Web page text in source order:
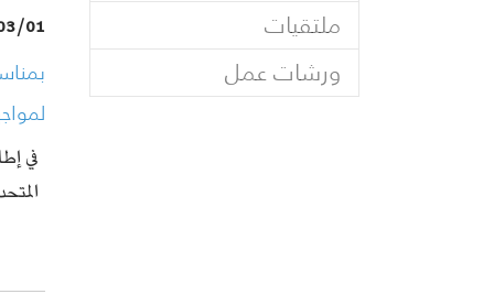
ملتقيات
ورشات عمل
01
في